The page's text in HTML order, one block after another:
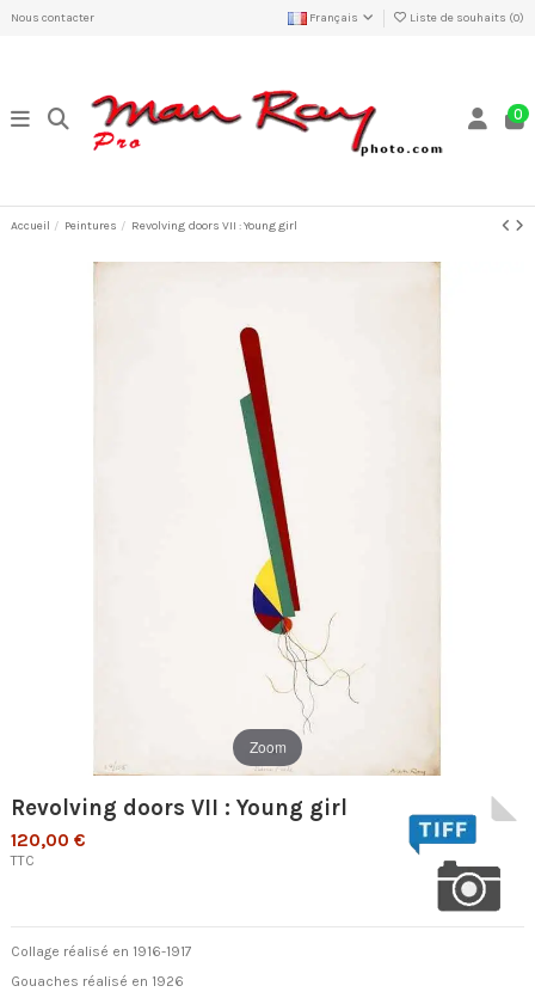
Nous contacter Français Liste de souhaits (0)
0
Accueil Peintures Revolving doors VII : Young girl
Zoom
Revolving doors VII : Young girl
120,00 €
TTC
Collage réalisé en 1916-1917
Gouaches réalisé en 1926